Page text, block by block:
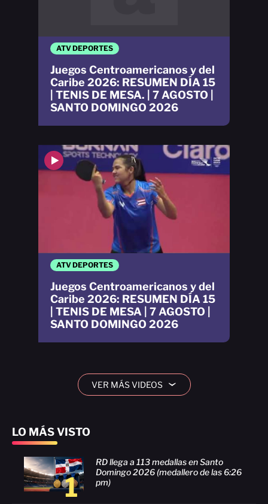
LO MÁS VISTO
1
RD llega a 113 medallas en Santo
Domingo 2026 (medallero de las 6:26
pm)
ATV DEPORTES
Juegos Centroamericanos y del
Caribe 2026: RESUMEN DÍA 15
| TENIS DE MESA | 7 AGOSTO |
SANTO DOMINGO 2026
ATV DEPORTES
Juegos Centroamericanos y del
Caribe 2026: RESUMEN DÍA 15
| TENIS DE MESA. | 7 AGOSTO |
SANTO DOMINGO 2026
VER MÁS VIDEOS ›